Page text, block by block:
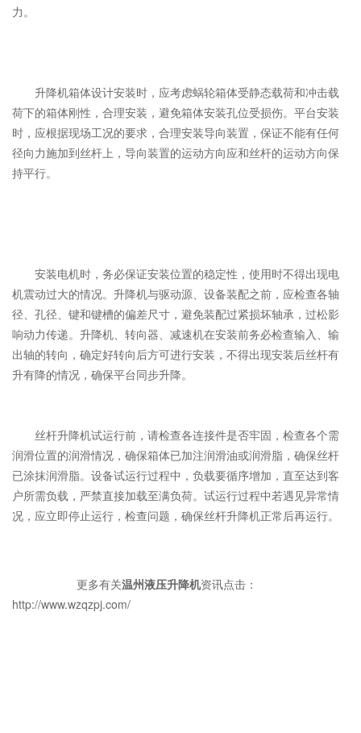
力。
升降机箱体设计安装时，应考虑蜗轮箱体受静态载荷和冲击载
荷下的箱体刚性，合理安装，避免箱体安装孔位受损伤。平台安装
时，应根据现场工况的要求，合理安装导向装置，保证不能有任何
径向力施加到丝杆上，导向装置的运动方向应和丝杆的运动方向保
持平行。
安装电机时，务必保证安装位置的稳定性，使用时不得出现电
机震动过大的情况。升降机与驱动源、设备装配之前，应检查各轴
径、孔径、键和键槽的偏差尺寸，避免装配过紧损坏轴承，过松影
响动力传递。升降机、转向器、减速机在安装前务必检查输入、输
出轴的转向，确定好转向后方可进行安装，不得出现安装后丝杆有
升有降的情况，确保平台同步升降。
丝杆升降机试运行前，请检查各连接件是否牢固，检查各个需
润滑位置的润滑情况，确保箱体已加注润滑油或润滑脂，确保丝杆
已涂抹润滑脂。设备试运行过程中，负载要循序增加，直至达到客
户所需负载，严禁直接加载至满负荷。试运行过程中若遇见异常情
况，应立即停止运行，检查问题，确保丝杆升降机正常后再运行。
更多有关温州液压升降机资讯点击：
http://www.wzqzpj.com/